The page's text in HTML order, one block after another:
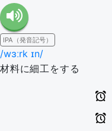
IPA（発音記号）
/wɜːrk ɪn/
材料に細工をする